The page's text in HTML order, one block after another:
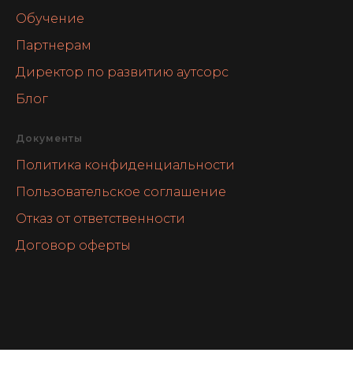
Обучение
Партнерам
Директор по развитию аутсорс
Блог
Документы
Политика конфиденциальности
Пользовательское соглашение
Отказ от ответственности
Договор оферты